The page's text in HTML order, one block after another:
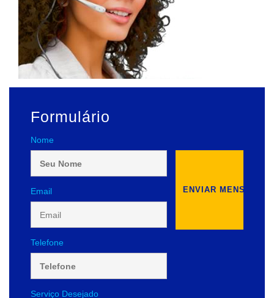
Formulário
Nome
Email
Telefone
Serviço Desejado